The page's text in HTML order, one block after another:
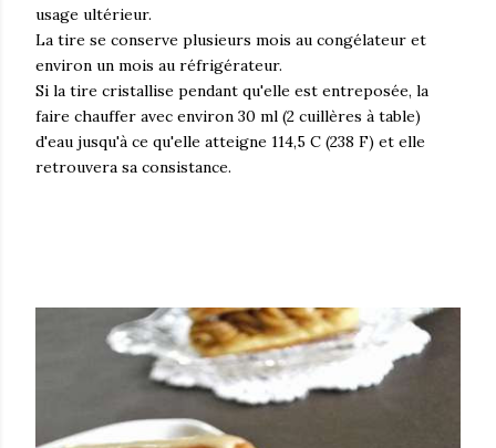
usage ultérieur.
La tire se conserve plusieurs mois au congélateur et
environ un mois au réfrigérateur.
Si la tire cristallise pendant qu'elle est entreposée, la
faire chauffer avec environ 30 ml (2 cuillères à table)
d'eau jusqu'à ce qu'elle atteigne 114,5 C (238 F) et elle
retrouvera sa consistance.